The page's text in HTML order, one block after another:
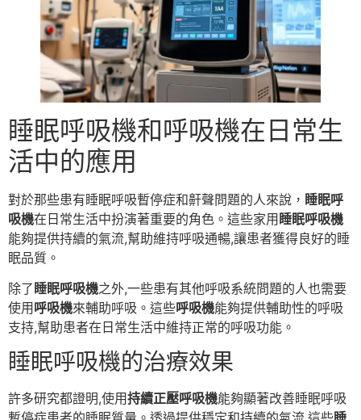
睡眠呼吸機和呼吸機在日常生
活中的應用
對於那些患有睡眠呼吸暫停症和鼾聲問題的人來說， 睡眠呼
吸機在日常生活中扮演著重要的角色。這些家用睡眠呼吸機
能夠提供持續的氣流,幫助維持呼吸通暢,讓患者獲得良好的睡
眠品質。
除了 睡眠呼吸機之外,一些患有其他呼吸系統問題的人也需要
使用 呼吸機來輔助呼吸。這些呼吸機能夠提供輔助性的呼吸
支持,幫助患者在日常生活中維持正常的呼吸功能。
睡眠呼吸機的治療效果
許多研究都證明,使用持續正壓呼吸機能夠顯著改善睡眠呼吸